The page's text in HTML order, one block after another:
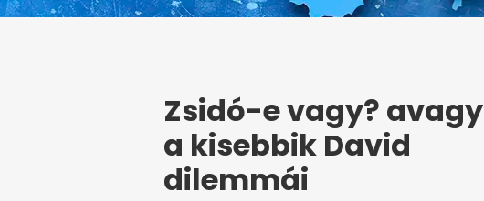
Zsidó-e vagy? avagy
a kisebbik David
dilemmái